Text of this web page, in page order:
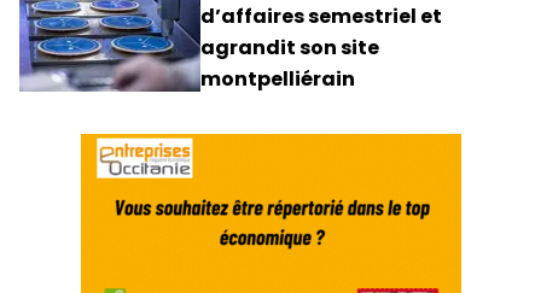
d’affaires semestriel et
agrandit son site
montpelliérain